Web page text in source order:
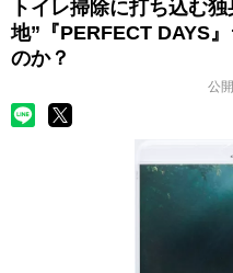
トイレ掃除に打ち込む
地”『PERFECT DAYS
のか？
公開